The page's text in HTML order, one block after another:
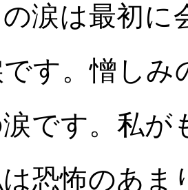
涙は最初に
です。憎し
です。私が
は恐怖のあ